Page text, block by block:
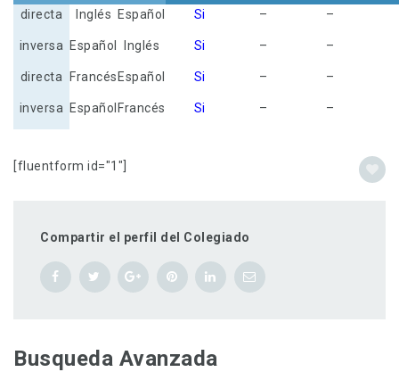
directa Inglés Español Si – –
inversa Español Inglés Si – –
directa Francés Español Si – –
inversa Español Francés Si – –
[fluentform id="1"]
Compartir el perfil del Colegiado
Busqueda Avanzada